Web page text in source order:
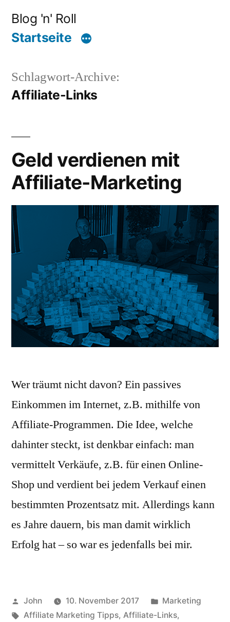
Inhalt
Blog 'n' Roll
Startseite
Schlagwort-Archive:
Affiliate-Links
Geld verdienen mit
Affiliate-Marketing
Wer träumt nicht davon? Ein passives
Einkommen im Internet, z.B. mithilfe von
Affiliate-Programmen. Die Idee, welche
dahinter steckt, ist denkbar einfach: man
vermittelt Verkäufe, z.B. für einen Online-
Shop und verdient bei jedem Verkauf einen
bestimmten Prozentsatz mit. Allerdings kann
es Jahre dauern, bis man damit wirklich
Erfolg hat – so war es jedenfalls bei mir.
Veröffentlicht
von
John 10. November 2017
Veröffentlicht
in
Marketing
Schlagwörter:
Affiliate Marketing Tipps, Affiliate-Links,